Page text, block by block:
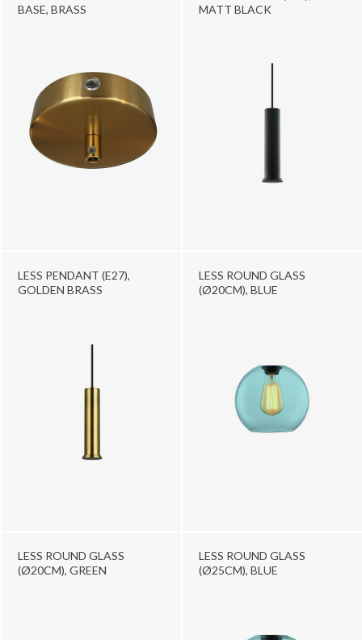
BASE, BRASS
MATT BLACK
LESS PENDANT (E27),
GOLDEN BRASS
LESS ROUND GLASS
(Ø20CM), BLUE
LESS ROUND GLASS
(Ø20CM), GREEN
LESS ROUND GLASS
(Ø25CM), BLUE